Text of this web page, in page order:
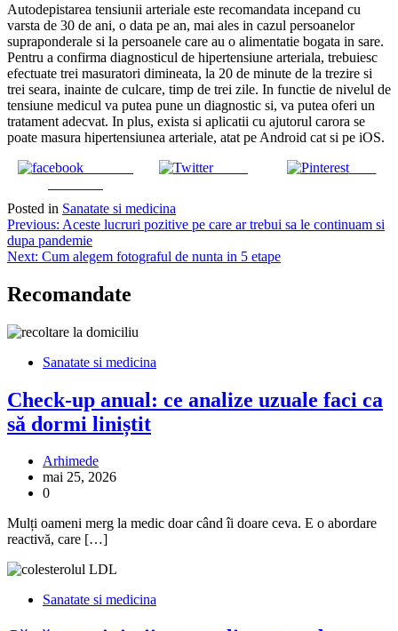
Autodepistarea tensiunii arteriale este recomandata incepand cu
varsta de 30 de ani, o data pe an, mai ales in cazul persoanelor
supraponderale si la persoanele care au o alimentatie bogata in sare.
Pentru a confirma diagnosticul de hipertensiune arteriala, trebuiesc
efectuate trei masuratori dimineata, la 20 de minute de la trezire si
trei seara, inainte de culcare, timp de trei zile. In functie de nivelul de
tensiune medicul va putea pune un diagnostic si, va putea oferi un
tratament adecvat. In plus, exista si aplicatii cu ajutorul carora se
poate masura hipertensiunea arteriale, atat pe Android cat si pe iOS.
Tweet Save
Posted in Sanatate si medicina
Navigare
în
Previous: Aceste lucruri pozitive pe care ar trebui sa le continuam si
dupa pandemie
Next: Cum alegem fotograful de nunta in 5 etape
Recomandate
Sanatate si medicina
Check-up anual: ce analize uzuale faci ca
să dormi liniștit
Arhimede
mai 25, 2026
0
Mulți oameni merg la medic doar când îi doare ceva. E o abordare
reactivă, care […]
Sanatate si medicina